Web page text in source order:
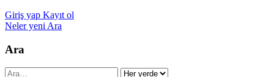
Giriş yap Kayıt ol
Neler yeni Ara
Ara